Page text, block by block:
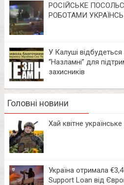
РОСІЙСЬКЕ
РОБОТАМИ
У Калуші
“Назламні” для
захисників
Головні новини
Хай квітне
Україна отримала
Support Loan від